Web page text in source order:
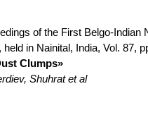
of the First Belgo-Indian
in Nainital, India, Vol. 87,
Clumps»
Shuhrat et al